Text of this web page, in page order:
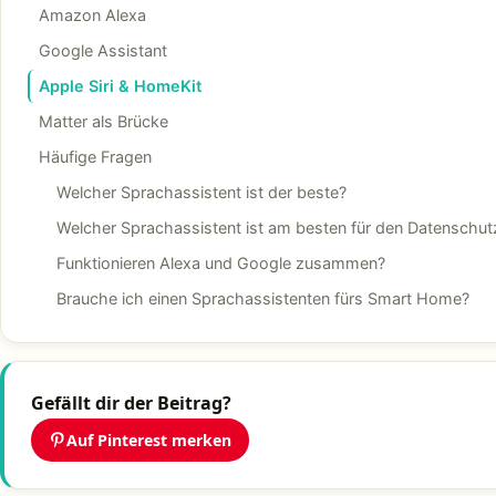
Amazon Alexa
Google Assistant
Apple Siri & HomeKit
Matter als Brücke
Häufige Fragen
Welcher Sprachassistent ist der beste?
Welcher Sprachassistent ist am besten für den
Funktionieren Alexa und Google zusammen?
Brauche ich einen Sprachassistenten fürs Smart Home?
Gefällt dir der Beitrag?
Auf Pinterest merken